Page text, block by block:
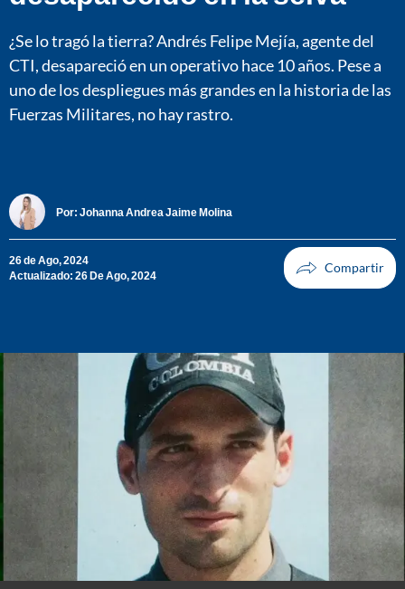
¿Se lo tragó la tierra? Andrés Felipe Mejía, agente del
CTI, desapareció en un operativo hace 10 años. Pese a
uno de los despliegues más grandes en la historia de las
Fuerzas Militares, no hay rastro.
Por: Johanna Andrea Jaime Molina
26 de Ago, 2024
Actualizado: 26 De Ago, 2024